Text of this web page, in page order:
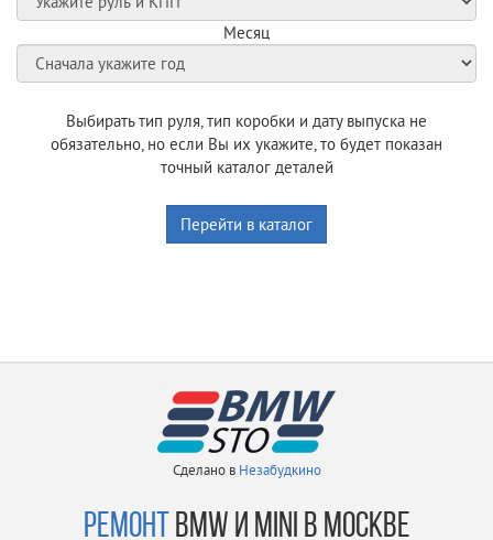
Месяц
Выбирать тип руля, тип коробки и дату выпуска не
обязательно, но если Вы их укажите, то будет показан
точный каталог деталей
Перейти в каталог
Сделано в Незабудкино
РЕМОНТBMW И MINI В МОСКВЕ